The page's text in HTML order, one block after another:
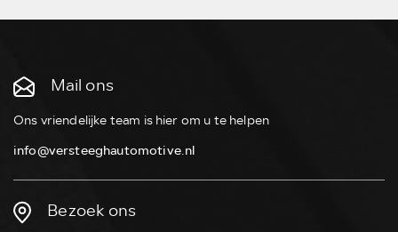
Mail ons
Ons vriendelijke team is hier om u te helpen
info@versteeghautomotive.nl
Bezoek ons